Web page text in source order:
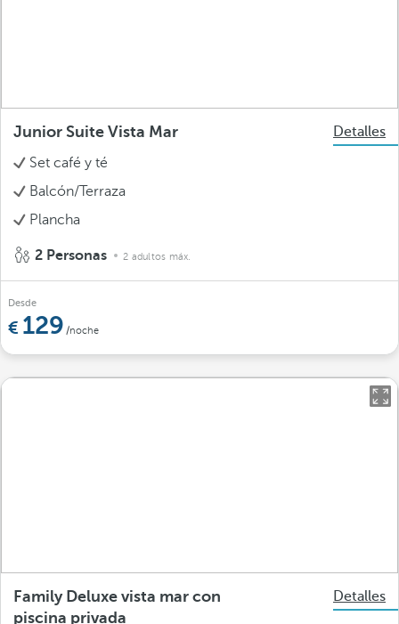
Junior Suite Vista Mar
Detalles
Set café y té
Balcón/Terraza
Plancha
2 Personas 2 adultos máx.
Desde
129 /noche
Family Deluxe vista mar con
piscina privada
Detalles